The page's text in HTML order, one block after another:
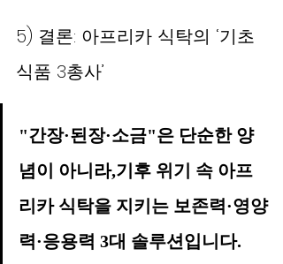
5) 결론: 아프리카 식탁의 ‘기초
식품 3총사’
"간장·된장·소금"은 단순한 양
념이 아니라,기후 위기 속 아프
리카 식탁을 지키는 보존력·영양
력·응용력 3대 솔루션입니다.